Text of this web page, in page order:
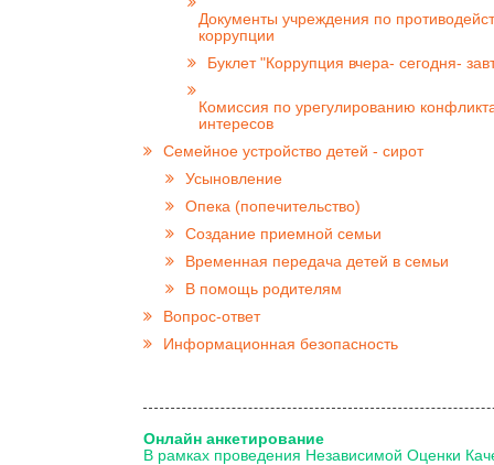
Документы учреждения по
коррупции
Буклет "Коррупция вчера- сегодня-
Комиссия по урегулированию
интересов
Семейное устройство детей - сирот
Усыновление
Опека (попечительство)
Создание приемной семьи
Временная передача детей в семьи
В помощь родителям
Вопрос-ответ
Информационная безопасность
Онлайн анкетирование
В рамках проведения Независимой Оценки